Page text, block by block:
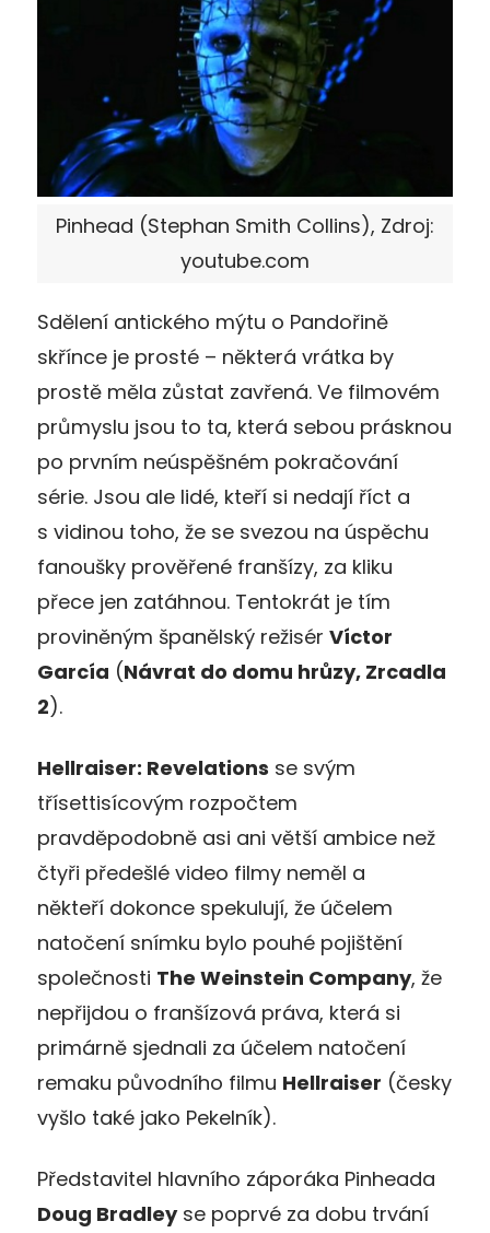
Pinhead (Stephan Smith Collins), Zdroj:
youtube.com
Sdělení antického mýtu o Pandořině
skřínce je prosté – některá vrátka by
prostě měla zůstat zavřená. Ve filmovém
průmyslu jsou to ta, která sebou prásknou
po prvním neúspěšném pokračování
série. Jsou ale lidé, kteří si nedají říct a
s vidinou toho, že se svezou na úspěchu
fanoušky prověřené franšízy, za kliku
přece jen zatáhnou. Tentokrát je tím
proviněným španělský režisér Víctor
García (Návrat do domu hrůzy, Zrcadla
2).
Hellraiser: Revelations se svým
třísettisícovým rozpočtem
pravděpodobně asi ani větší ambice než
čtyři předešlé video filmy neměl a
někteří dokonce spekulují, že účelem
natočení snímku bylo pouhé pojištění
společnosti The Weinstein Company, že
nepřijdou o franšízová práva, která si
primárně sjednali za účelem natočení
remaku původního filmu Hellraiser (česky
vyšlo také jako Pekelník).
Představitel hlavního záporáka Pinheada
Doug Bradleyse poprvé za dobu trvání